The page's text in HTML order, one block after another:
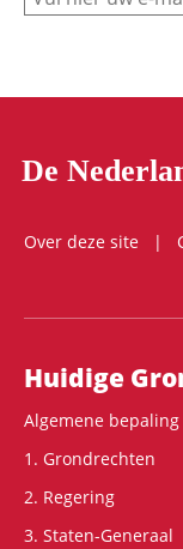
De
Over deze site
Huidige
Algemene bepaling
1. Grondrechten
2. Regering
3. Staten-Generaal